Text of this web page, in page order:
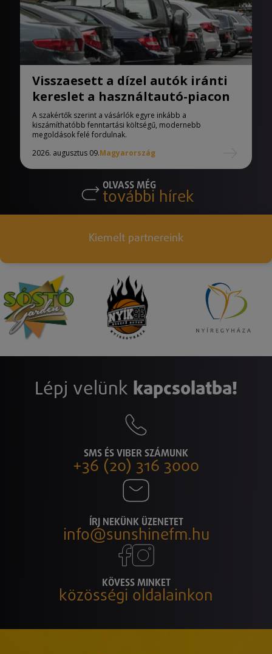
Visszaesett a dízel autók iránti
kereslet a használtautó-piacon
A szakértők szerint a vásárlók egyre inkább a
kiszámíthatóbb fenntartási költségű, modernebb
megoldások felé fordulnak.
2026. augusztus 09.Magyarország
OLVASS MÉG
további hírek
Kiemelt partnereink
Lépj velünk kapcsolatba!
SMS ÉS VIBER SZÁMUNK
+36 (20) 316 3000
ÍRJ NEKÜNK ÜZENETET
info@sunshinefm.hu
KÖVESS MINKET
közösségi oldalainkon